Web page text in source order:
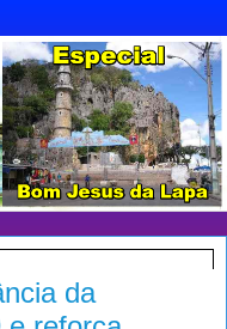
da